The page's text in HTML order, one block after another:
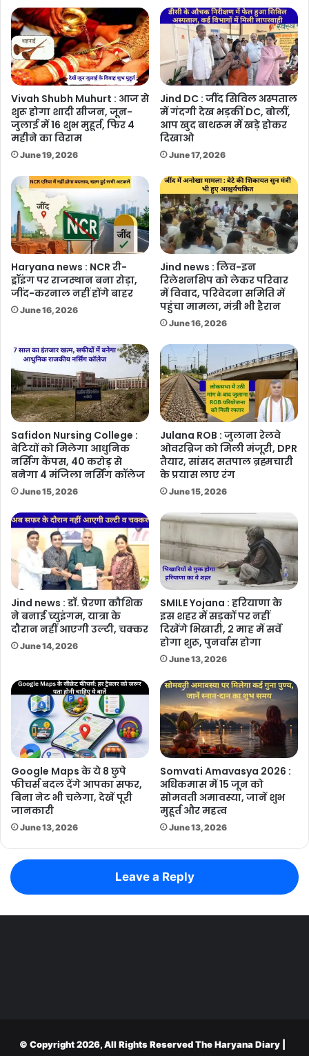
रेट
Vivah Shubh Muhurt : आज से
शुरू होगा शादी सीजन, जून-
जुलाई में 16 शुभ मुहूर्त, फिर 4
महीने का विराम
June 19, 2026
Jind DC : जींद सिविल अस्पताल
में गंदगी देख भड़कीं DC, बोलीं,
आप खुद बाथरूम में खड़े होकर
दिखाओ
June 17, 2026
Haryana news : NCR री-
ड्रॉइंग पर राजस्थान बना रोड़ा,
जींद-करनाल नहीं होंगे बाहर
June 16, 2026
Jind news : लिव-इन
रिलेशनशिप को लेकर परिवार
में विवाद, परिवेदना समिति में
पहुंचा मामला, मंत्री भी हैरान
June 16, 2026
Safidon Nursing College :
बेटियों को मिलेगा आधुनिक
नर्सिंग कैंपस, 40 करोड़ से
बनेगा 4 मंजिला नर्सिंग कॉलेज
June 15, 2026
Julana ROB : जुलाना रेलवे
ओवरब्रिज को मिली मंजूरी, DPR
तैयार, सांसद सतपाल ब्रह्मचारी
के प्रयास लाए रंग
June 15, 2026
Jind news : डॉ. प्रेरणा कौशिक
ने बनाई च्युइंगम, यात्रा के
दौरान नहीं आएगी उल्टी, चक्कर
June 14, 2026
SMILE Yojana : हरियाणा के
इस शहर में सड़कों पर नहीं
दिखेंगे भिखारी, 2 माह में सर्वे
होगा शुरू, पुनर्वास होगा
June 13, 2026
Google Maps के ये 8 छुपे
फीचर्स बदल देंगे आपका सफर,
बिना नेट भी चलेगा, देखें पूरी
जानकारी
June 13, 2026
Somvati Amavasya 2026 :
अधिकमास में 15 जून को
सोमवती अमावस्या, जानें शुभ
मुहूर्त और महत्व
June 13, 2026
Leave a Reply
© Copyright 2026, All Rights ReservedThe Haryana Diary